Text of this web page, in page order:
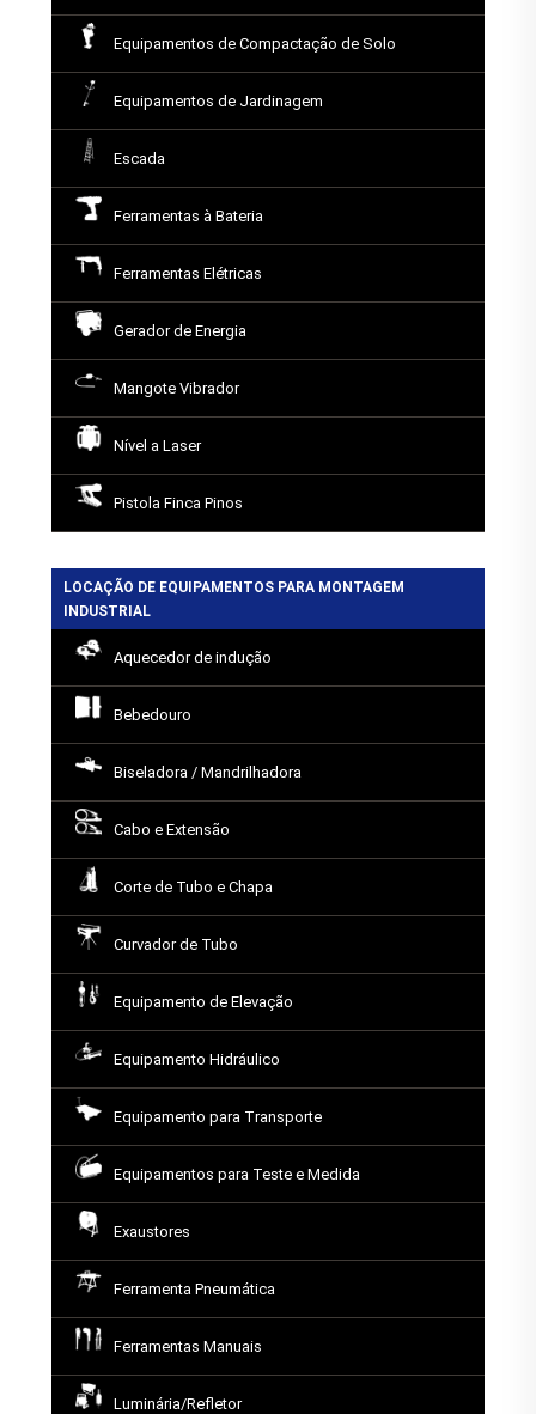
Equipamentos de Compactação de Solo
Equipamentos de Jardinagem
Escada
Ferramentas à Bateria
Ferramentas Elétricas
Gerador de Energia
Mangote Vibrador
Nível a Laser
Pistola Finca Pinos
LOCAÇÃO DE EQUIPAMENTOS PARA MONTAGEM
INDUSTRIAL
Aquecedor de indução
Bebedouro
Biseladora / Mandrilhadora
Cabo e Extensão
Corte de Tubo e Chapa
Curvador de Tubo
Equipamento de Elevação
Equipamento Hidráulico
Equipamento para Transporte
Equipamentos para Teste e Medida
Exaustores
Ferramenta Pneumática
Ferramentas Manuais
Luminária/Refletor